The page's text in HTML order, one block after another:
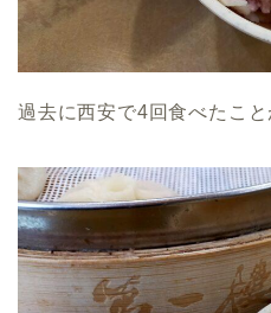
過去に西安で4回食べたこと